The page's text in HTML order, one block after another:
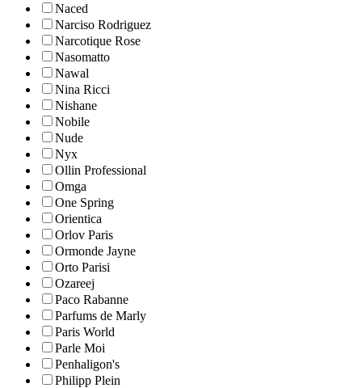
Naced
Narciso Rodriguez
Narcotique Rose
Nasomatto
Nawal
Nina Ricci
Nishane
Nobile
Nude
Nyx
Ollin Professional
Omga
One Spring
Orientica
Orlov Paris
Ormonde Jayne
Orto Parisi
Ozareej
Paco Rabanne
Parfums de Marly
Paris World
Parle Moi
Penhaligon's
Philipp Plein